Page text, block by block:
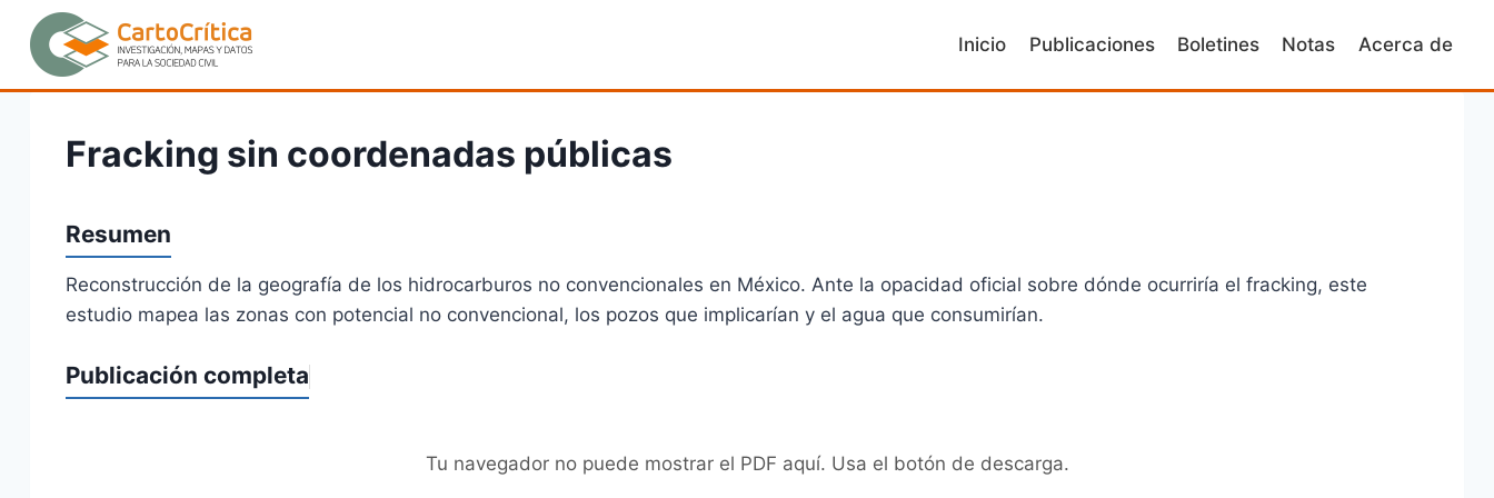
Saltar
contenido
Inicio Publicaciones Boletines Notas Acerca de
Fracking sin coordenadas públicas
Resumen
Reconstrucción de la geografía de los hidrocarburos no convencionales en México. Ante la opacidad oficial sobre dónde ocurriría el fracking, este
estudio mapea las zonas con potencial no convencional, los pozos que implicarían y el agua que consumirían.
Publicación completa
Tu navegador no puede mostrar el PDF aquí. Usa el botón de descarga.